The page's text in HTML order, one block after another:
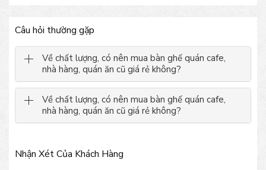
Câu hỏi thường gặp
Về chất lượng, có nên mua bàn ghế quán cafe,
nhà hàng, quán ăn cũ giá rẻ không?
Về chất lượng, có nên mua bàn ghế quán cafe,
nhà hàng, quán ăn cũ giá rẻ không?
Nhận Xét Của Khách Hàng